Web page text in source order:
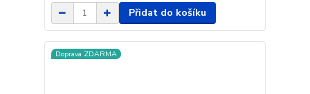
Přidat do košíku
Doprava ZDARMA